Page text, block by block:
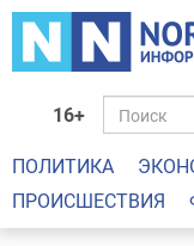
16+
ПОЛИТИКА
ПРОИСШЕСТВИЯ